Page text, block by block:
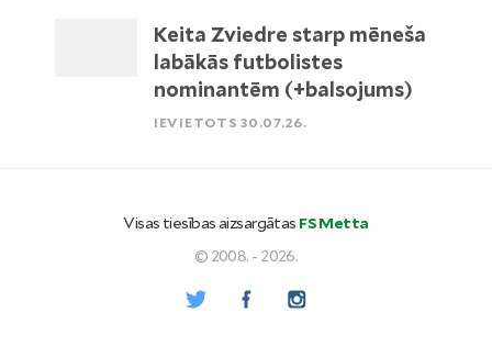
Keita Zviedre starp mēneša
labākās futbolistes
nominantēm (+balsojums)
IEVIETOTS 30.07.26.
Visas tiesības aizsargātas FS Metta
© 2008. - 2026.